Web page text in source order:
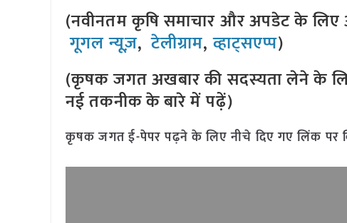
(नवीनतम कृषि समाचार और अपडेट के
गूगल न्यूज़,टेलीग्राम,व्हाट्सएप्प)
(कृषक जगत अखबार की सदस्यता लेने के
नई तकनीक के बारे में पढ़ें)
कृषक जगत ई-पेपर पढ़ने के लिए नीचे दिए गए लिंक पर